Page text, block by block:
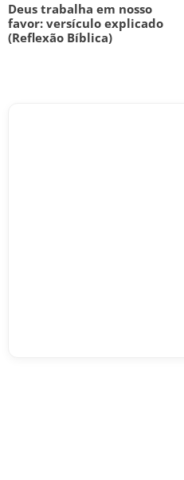
Deus trabalha em nosso
favor: versículo explicado
(Reflexão Bíblica)